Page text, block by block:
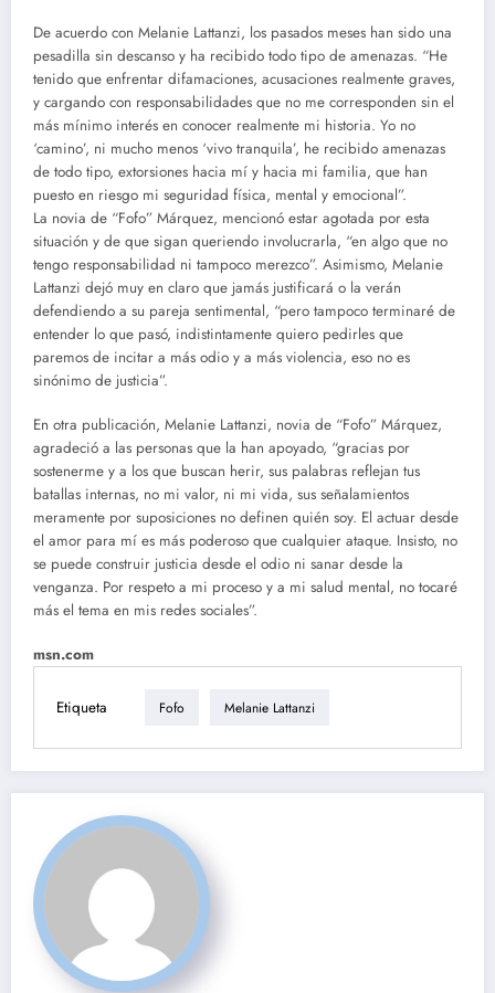
De acuerdo con Melanie Lattanzi, los pasados meses han sido una
pesadilla sin descanso y ha recibido todo tipo de amenazas. “He
tenido que enfrentar difamaciones, acusaciones realmente graves,
y cargando con responsabilidades que no me corresponden sin el
más mínimo interés en conocer realmente mi historia. Yo no
‘camino’, ni mucho menos ‘vivo tranquila’, he recibido amenazas
de todo tipo, extorsiones hacia mí y hacia mi familia, que han
puesto en riesgo mi seguridad física, mental y emocional”.
La novia de “Fofo” Márquez, mencionó estar agotada por esta
situación y de que sigan queriendo involucrarla, “en algo que no
tengo responsabilidad ni tampoco merezco”. Asimismo, Melanie
Lattanzi dejó muy en claro que jamás justificará o la verán
defendiendo a su pareja sentimental, “pero tampoco terminaré de
entender lo que pasó, indistintamente quiero pedirles que
paremos de incitar a más odio y a más violencia, eso no es
sinónimo de justicia”.
En otra publicación, Melanie Lattanzi, novia de “Fofo” Márquez,
agradeció a las personas que la han apoyado, “gracias por
sostenerme y a los que buscan herir, sus palabras reflejan tus
batallas internas, no mi valor, ni mi vida, sus señalamientos
meramente por suposiciones no definen quién soy. El actuar desde
el amor para mí es más poderoso que cualquier ataque. Insisto, no
se puede construir justicia desde el odio ni sanar desde la
venganza. Por respeto a mi proceso y a mi salud mental, no tocaré
más el tema en mis redes sociales”.
msn.com
Etiqueta Fofo Melanie Lattanzi